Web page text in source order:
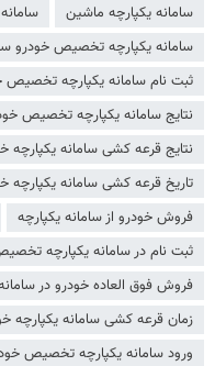
سامانه یکپارچه ماشین
سامانه یکپارچه تخصیص خودرو
ثبت نام سامانه یکپارچه تخصیص
نتایج سامانه یکپارچه تخصیص
نتایج قرعه کشی سامانه یکپارچه
تاریخ قرعه کشی سامانه یکپارچه
فروش خودرو از سامانه یکپارچه
ثبت نام در سامانه یکپارچه
فروش فوق العاده خودرو در
زمان قرعه کشی سامانه یکپارچه
ورود سامانه یکپارچه تخصیص